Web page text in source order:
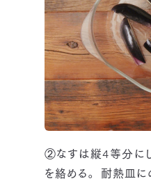
②なすは縦4等分に
を絡める。 耐熱皿に